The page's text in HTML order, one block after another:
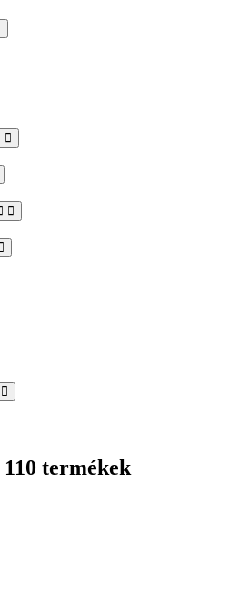
110 termékek